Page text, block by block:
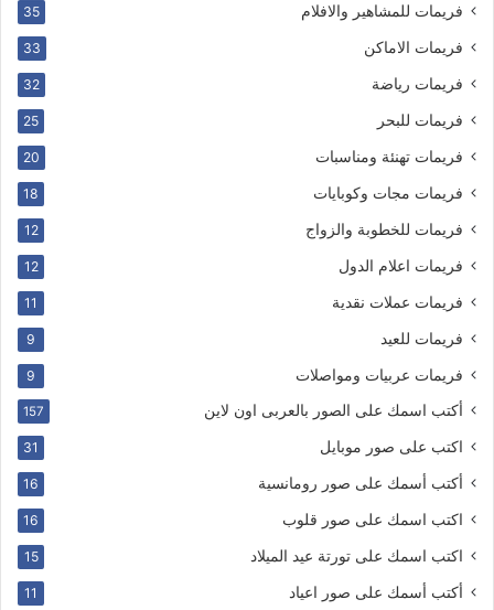
فريمات للمشاهير والافلام 35
فريمات الاماكن 33
فريمات رياضة 32
فريمات للبحر 25
فريمات تهنئة ومناسبات 20
فريمات مجات وكوبايات 18
فريمات للخطوبة والزواج 12
فريمات اعلام الدول 12
فريمات عملات نقدية 11
فريمات للعيد 9
فريمات عربيات ومواصلات 9
أكتب اسمك على الصور بالعربى اون لاين 157
اكتب على صور موبايل 31
أكتب أسمك على صور رومانسية 16
اكتب اسمك على صور قلوب 16
اكتب اسمك على تورتة عيد الميلاد 15
أكتب أسمك على صور اعياد 11